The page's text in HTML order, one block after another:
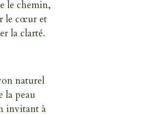
le chemin,
le cœur et
la clarté.
naturel
la peau
invitant à